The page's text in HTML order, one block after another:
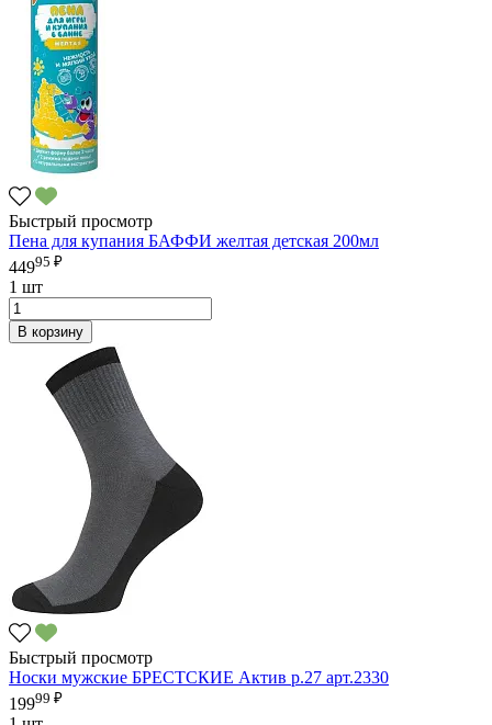
Быстрый просмотр
Пена для купания БАФФИ желтая детская 200мл
44995 ₽
1 шт
В корзину
Быстрый просмотр
Носки мужские БРЕСТСКИЕ Актив р.27 арт.2330
19999 ₽